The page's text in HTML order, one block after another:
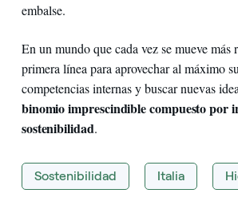
embalse.
En un mundo que cada vez se mueve más
primera línea para aprovechar al máximo
competencias internas y buscar nuevas
binomio imprescindible compuesto por
sostenibilidad.
Sostenibilidad Italia